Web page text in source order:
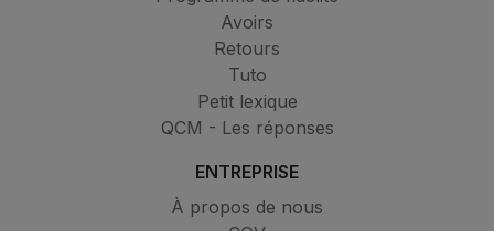
Avoirs
Retours
Tuto
Petit lexique
QCM - Les réponses
ENTREPRISE
À propos de nous